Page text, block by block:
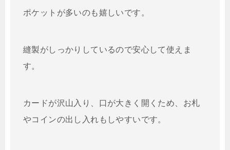
ポケットが多いのも嬉しいです。
縫製がしっかりしているので安心して使えま
す。
カードが沢山入り、口が大きく開くため、お札
やコインの出し入れもしやすいです。